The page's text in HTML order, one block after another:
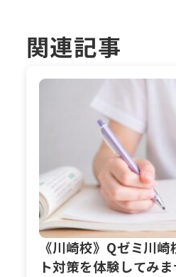
関連記事
《川崎校》Qゼミ川
ト対策を体験してみ